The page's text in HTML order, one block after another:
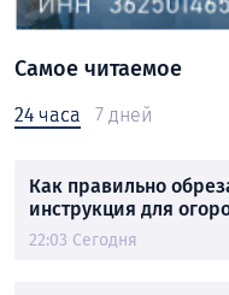
Самое читаемое
24 часа 7 дней
Как правильно
инструкция для
22:03 Сегодня